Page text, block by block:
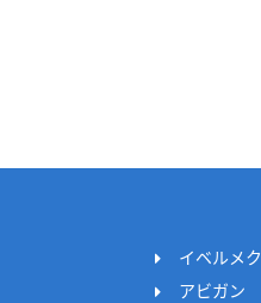
イベルメ
アビガン